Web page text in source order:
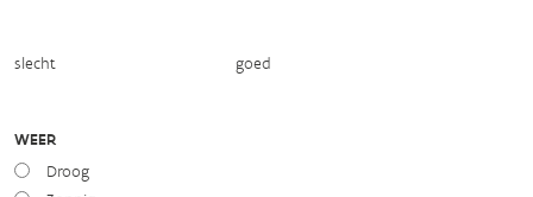
slecht goed
WEER
Droog